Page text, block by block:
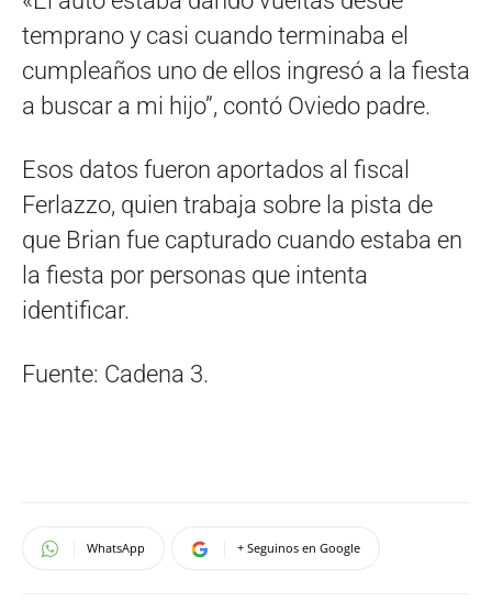
temprano y casi cuando terminaba el
cumpleaños uno de ellos ingresó a la fiesta
a buscar a mi hijo”, contó Oviedo padre.
Esos datos fueron aportados al fiscal
Ferlazzo, quien trabaja sobre la pista de
que Brian fue capturado cuando estaba en
la fiesta por personas que intenta
identificar.
Fuente: Cadena 3.
WhatsApp + Seguinos en Google